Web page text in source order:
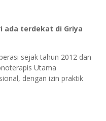
ada terdekat di Griya
sejak tahun 2012 dan
Utama
dengan izin praktik